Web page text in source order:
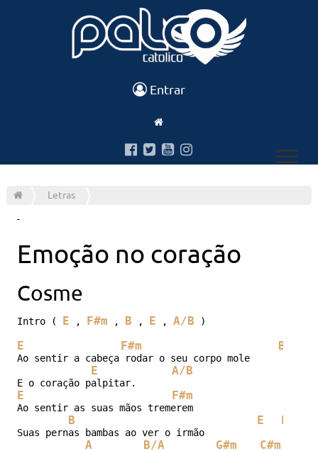
Entrar
Letras
-
Emoção no coração
Cosme
Intro ( E , F#m , B , E , A/B )
E F#m B
Ao sentir a cabeça rodar o seu corpo mole
E A/B
E F#m
Ao sentir as suas mãos tremerem
B E E7
Suas pernas bambas ao ver o irmão
A B/A G#m C#m